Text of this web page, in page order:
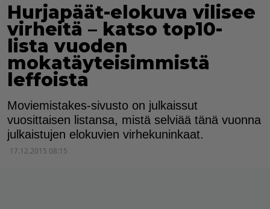
Hurjapäät-elokuva vilisee
virheitä – katso top10-
lista vuoden
mokatäyteisimmistä
leffoista
Moviemistakes-sivusto on julkaissut
vuosittaisen listansa, mistä selviää tänä vuonna
julkaistujen elokuvien virhekuninkaat.
17.12.2015 08:15